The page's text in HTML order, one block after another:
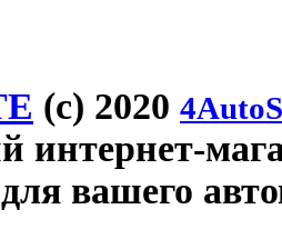
(c) 2020
интернет-
вашего